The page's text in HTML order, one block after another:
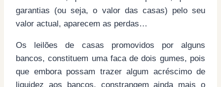
garantias (ou seja, o valor das casas) pelo seu
valor actual, aparecem as perdas…
Os leilões de casas promovidos por alguns
bancos, constituem uma faca de dois gumes, pois
que embora possam trazer algum acréscimo de
liquidez aos bancos, constrangem ainda mais o